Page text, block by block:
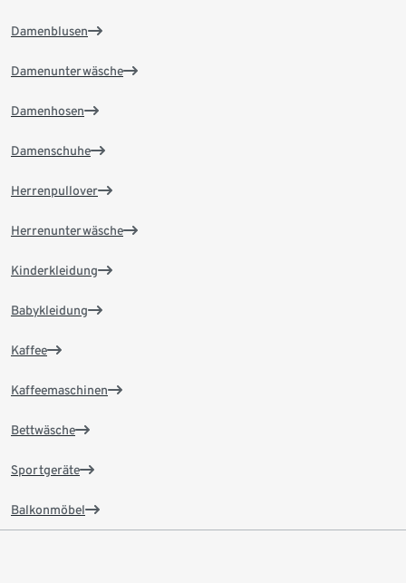
Damenblusen
Damenunterwäsche
Damenhosen
Damenschuhe
Herrenpullover
Herrenunterwäsche
Kinderkleidung
Babykleidung
Kaffee
Kaffeemaschinen
Bettwäsche
Sportgeräte
Balkonmöbel